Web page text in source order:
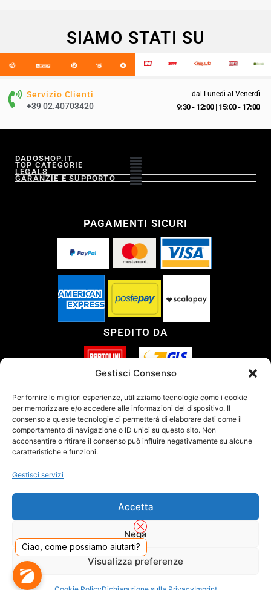
Gestisci Consenso
Per fornire le migliori esperienze, utilizziamo tecnologie come i cookie
per memorizzare e/o accedere alle informazioni del dispositivo. Il
consenso a queste tecnologie ci permetterà di elaborare dati come il
comportamento di navigazione o ID unici su questo sito. Non
acconsentire o ritirare il consenso può influire negativamente su alcune
caratteristiche e funzioni.
Gestisci servizi
Accetta
Nega
Visualizza preferenze
SIAMO STATI SU
Servizio Clienti
+39 02.40703420
dal Lunedì al Venerdì
9:30 - 12:00| 15:00 - 17:00
DADOSHOP.IT
TOP CATEGORIE
LEGALS
GARANZIE E SUPPORTO
PAGAMENTI SICURI
SPEDITO DA
DADO S.R.L. Unipersonale - Viale Enrico Forlanini 23 - 20134 Milano (MI) - Italy
Tel. 02.40703420 - P.Iva/C.F. 02681390809 - Numero REA MI-2640300 - Cap. Soc.
Ciao, come possiamo aiutarti?